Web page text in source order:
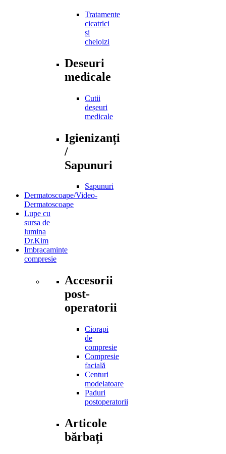
Tratamente
cicatrici
si
cheloizi
Deseuri
medicale
Cutii
deșeuri
medicale
Igienizanți
/
Sapunuri
Sapunuri
Dermatoscoape/Video-
Dermatoscoape
Lupe cu
sursa de
lumina
Dr.Kim
Imbracaminte
compresie
Accesorii
post-
operatorii
Ciorapi
de
compresie
Compresie
facială
Centuri
modelatoare
Paduri
postoperatorii
Articole
bărbați